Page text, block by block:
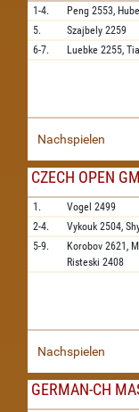
1-4. Peng 2553,
5.
Szajbely 2259
6-7.
Luebke 2255,
Nachspielen
CZECH OPEN
1. Vogel 2499
2-4.
Vykouk 2504,
5-9.
Korobov 2621,
Risteski 2408
Nachspielen
GERMAN-CH